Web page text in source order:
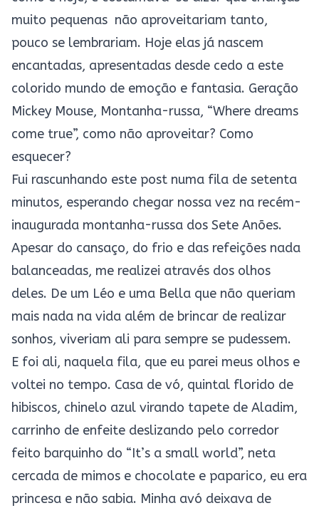
muito pequenas não aproveitariam tanto,
pouco se lembrariam. Hoje elas já nascem
encantadas, apresentadas desde cedo a este
colorido mundo de emoção e fantasia. Geração
Mickey Mouse, Montanha-russa, “Where dreams
come true”, como não aproveitar? Como
esquecer?
Fui rascunhando este post numa fila de setenta
minutos, esperando chegar nossa vez na recém-
inaugurada montanha-russa dos Sete Anões.
Apesar do cansaço, do frio e das refeições nada
balanceadas, me realizei através dos olhos
deles. De um Léo e uma Bella que não queriam
mais nada na vida além de brincar de realizar
sonhos, viveriam ali para sempre se pudessem.
E foi ali, naquela fila, que eu parei meus olhos e
voltei no tempo. Casa de vó, quintal florido de
hibiscos, chinelo azul virando tapete de Aladim,
carrinho de enfeite deslizando pelo corredor
feito barquinho do “It’s a small world”, neta
cercada de mimos e chocolate e paparico, eu era
princesa e não sabia. Minha avó deixava de